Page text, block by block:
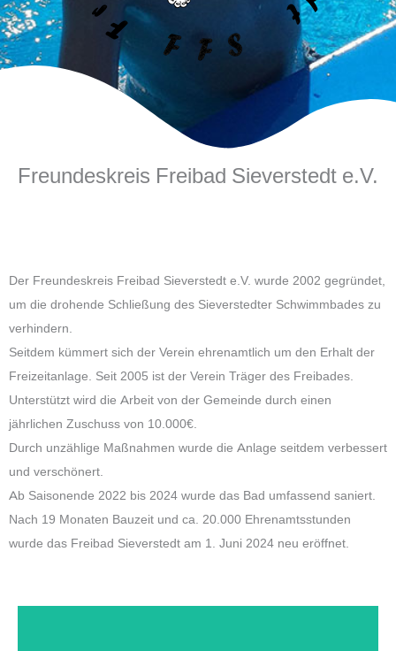
Freundeskreis Freibad Sieverstedt e.V.
Der Freundeskreis Freibad Sieverstedt e.V. wurde 2002 gegründet,
um die drohende Schließung des Sieverstedter Schwimmbades zu
verhindern.
Seitdem kümmert sich der Verein ehrenamtlich um den Erhalt der
Freizeitanlage. Seit 2005 ist der Verein Träger des Freibades.
Unterstützt wird die Arbeit von der Gemeinde durch einen
jährlichen Zuschuss von 10.000€.
Durch unzählige Maßnahmen wurde die Anlage seitdem verbessert
und verschönert.
Ab Saisonende 2022 bis 2024 wurde das Bad umfassend saniert.
Nach 19 Monaten Bauzeit und ca. 20.000 Ehrenamtsstunden
wurde das Freibad Sieverstedt am 1. Juni 2024 neu eröffnet.